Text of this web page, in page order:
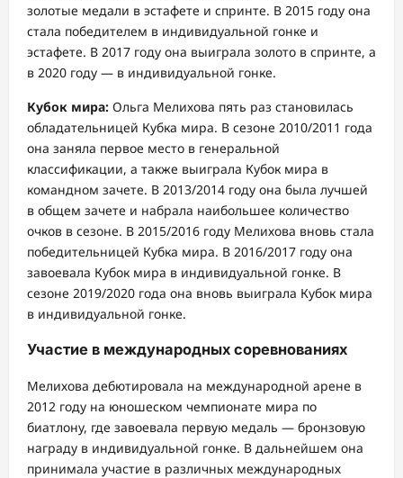
золотые медали в эстафете и спринте. В 2015 году она
стала победителем в индивидуальной гонке и
эстафете. В 2017 году она выиграла золото в спринте, а
в 2020 году — в индивидуальной гонке.
Кубок мира: Ольга Мелихова пять раз становилась
обладательницей Кубка мира. В сезоне 2010/2011 года
она заняла первое место в генеральной
классификации, а также выиграла Кубок мира в
командном зачете. В 2013/2014 году она была лучшей
в общем зачете и набрала наибольшее количество
очков в сезоне. В 2015/2016 году Мелихова вновь стала
победительницей Кубка мира. В 2016/2017 году она
завоевала Кубок мира в индивидуальной гонке. В
сезоне 2019/2020 года она вновь выиграла Кубок мира
в индивидуальной гонке.
Участие в международных соревнованиях
Мелихова дебютировала на международной арене в
2012 году на юношеском чемпионате мира по
биатлону, где завоевала первую медаль — бронзовую
награду в индивидуальной гонке. В дальнейшем она
принимала участие в различных международных